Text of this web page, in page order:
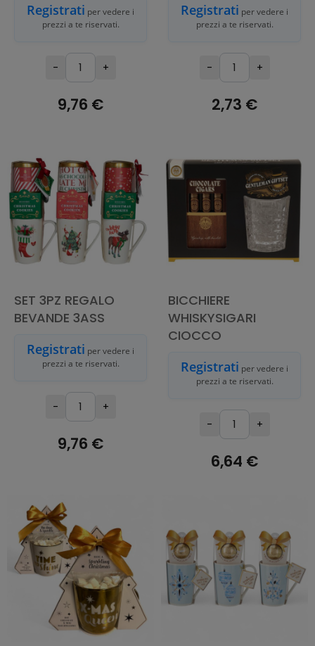
Registrati per vedere i
prezzi a te riservati.
- +
9,76 €
Registrati per vedere i
prezzi a te riservati.
- +
2,73 €
SET 3PZ REGALO
BEVANDE 3ASS
Registrati per vedere i
prezzi a te riservati.
- +
9,76 €
BICCHIERE
WHISKYSIGARI
CIOCCO
Registrati per vedere i
prezzi a te riservati.
- +
6,64 €